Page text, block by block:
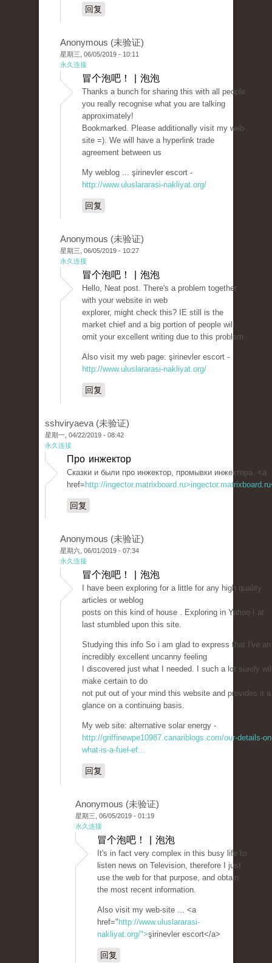
回复
Anonymous (未验证)
星期三, 06/05/2019 - 10:11
永久连接
冒个泡吧！ | 泡泡
Thanks a bunch for sharing this with all people
you really recognise what you are talking
approximately!
Bookmarked. Please additionally visit my web
site =). We will have a hyperlink trade
agreement between us
My weblog ... şirinevler escort -
http://www.uluslararasi-nakliyat.org/
回复
Anonymous (未验证)
星期三, 06/05/2019 - 10:27
永久连接
冒个泡吧！ | 泡泡
Hello, Neat post. There's a problem together
with your website in web
explorer, might check this? IE still is the
market chief and a big portion of people will
omit your excellent writing due to this problem.
Also visit my web page: şirinevler escort -
http://www.uluslararasi-nakliyat.org/
回复
sshviryaeva (未验证)
星期一, 04/22/2019 - 08:42
永久连接
Про инжектор
Сказки и были про инжектор, промывки инжектора. <a
href= http://
回复
Anonymous (未验证)
星期六, 06/01/2019 - 07:34
永久连接
冒个泡吧！ | 泡泡
I have been exploring for a little for any high quality
articles or weblog
posts on this kind of house . Exploring in Yahoo I at
last stumbled upon this site.
Studying this info So i am glad to express that I've an
incredibly excellent uncanny feeling
I discovered just what I needed. I such a lot surely
make certain to do
not put out of your mind this website and provides it a
glance on a continuing basis.
My web site: alternative solar energy -
http://griffinewpe10987.canariblogs.com/our-details-
what-is-a-fuel-ef...
回复
Anonymous (未验证)
星期三, 06/05/2019 - 01:19
永久连接
冒个泡吧！ | 泡泡
It's in fact very complex in this busy life to
listen news on Television, therefore I just
use the web for that purpose, and obtain
the most recent information.
Also visit my web-site ... <a
href=" http://www.uluslararasi-
nakliyat.org/">şirinevler escort</a>
回复